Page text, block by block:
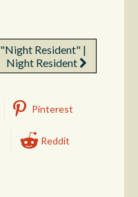
"Night Resident" |
Night Resident
Pinterest
Reddit